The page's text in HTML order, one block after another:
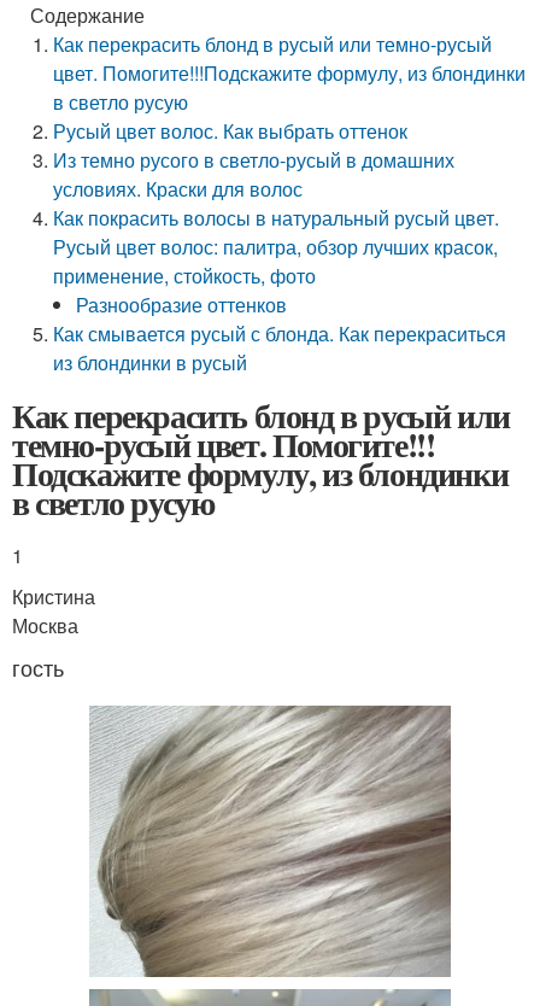
Содержание
Как перекрасить блонд в русый или темно-русый
цвет. Помогите!!!Подскажите формулу, из блондинки
в светло русую
Русый цвет волос. Как выбрать оттенок
Из темно русого в светло-русый в домашних
условиях. Краски для волос
Как покрасить волосы в натуральный русый цвет.
Русый цвет волос: палитра, обзор лучших красок,
применение, стойкость, фото
Разнообразие оттенков
Как смывается русый с блонда. Как перекраситься
из блондинки в русый
Как перекрасить блонд в русый или
темно-русый цвет. Помогите!!!
Подскажите формулу, из блондинки
в светло русую
1
Кристина
Москва
гость